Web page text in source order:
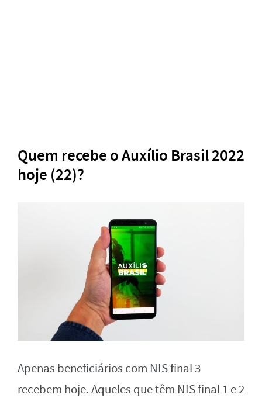
Quem recebe o Auxílio Brasil 2022
hoje (22)?
Apenas beneficiários com NIS final 3
recebem hoje. Aqueles que têm NIS final 1 e 2